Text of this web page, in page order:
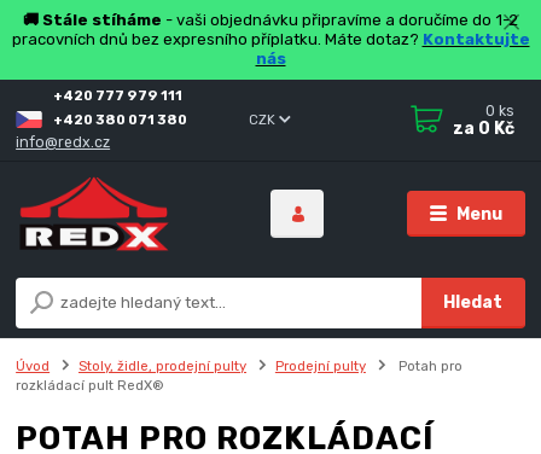
🚚 Stále stíháme - vaši objednávku připravíme a doručíme do 1-2
pracovních dnů bez expresního příplatku. Máte dotaz? Kontaktujte
nás
Menu
CZK
Hledat
+420 777 979 111
+420 380 071 380
info@redx.cz
0 ks
za 0 Kč
Úvod Stoly, židle, prodejní pulty Prodejní pulty
Potah pro
rozkládací pult RedX®
POTAH PRO ROZKLÁDACÍ